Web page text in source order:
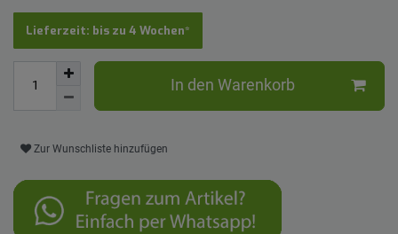
Lieferzeit: bis zu 4 Wochen*
In den Warenkorb
Zur Wunschliste hinzufügen